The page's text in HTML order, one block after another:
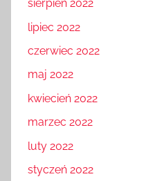
sierpień 2022
lipiec 2022
czerwiec 2022
maj 2022
kwiecień 2022
marzec 2022
luty 2022
styczeń 2022